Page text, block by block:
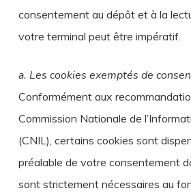
consentement au dépôt et à la
votre terminal peut être impératif.
a. Les cookies exemptés de
Conformément aux
Commission Nationale de
(CNIL), certains cookies sont
préalable de votre consentement
sont strictement nécessaires au